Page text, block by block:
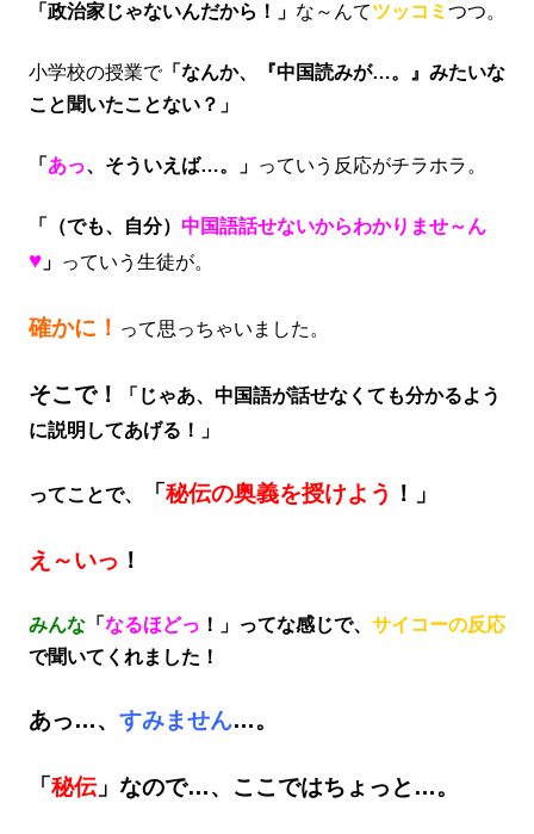
「政治家じゃないんだから！」 な～んてツッコミ つつ。
小学校の授業で「なんか、『中国読みが…。』みたいな
こと聞いたことない？」
「 あっ、そういえば…。」 っていう反応がチラホラ。
「（でも、自分） 中国語話せないからわかりませ～ん
♥ 」 っていう生徒が。
確かに！ って思っちゃいました。
そこで！
「じゃあ、中国語が話せなくても分かるよう
に説明してあげる！」
ってことで、 「 秘伝の奥義を授けよう ！」
え～いっ ！
みんな 「 なるほどっ ！」ってな感じで、 サイコーの反応
で聞いてくれました！
あっ…、 すみません…。
「 秘伝」なので…、ここではちょっと…。